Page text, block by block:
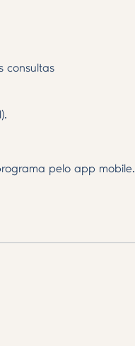
consultas
pelo app mobile.